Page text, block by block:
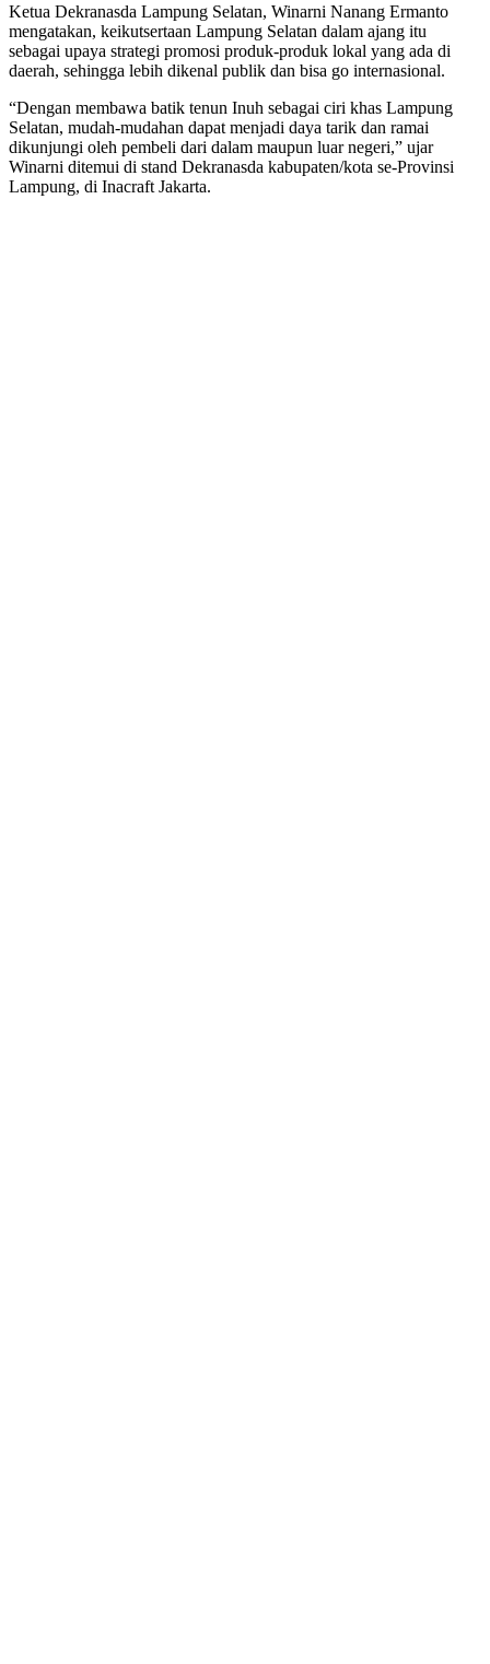
Ketua Dekranasda Lampung Selatan, Winarni Nanang Ermanto
mengatakan, keikutsertaan Lampung Selatan dalam ajang itu
sebagai upaya strategi promosi produk-produk lokal yang ada di
daerah, sehingga lebih dikenal publik dan bisa go internasional.
“Dengan membawa batik tenun Inuh sebagai ciri khas Lampung
Selatan, mudah-mudahan dapat menjadi daya tarik dan ramai
dikunjungi oleh pembeli dari dalam maupun luar negeri,” ujar
Winarni ditemui di stand Dekranasda kabupaten/kota se-Provinsi
Lampung, di Inacraft Jakarta.